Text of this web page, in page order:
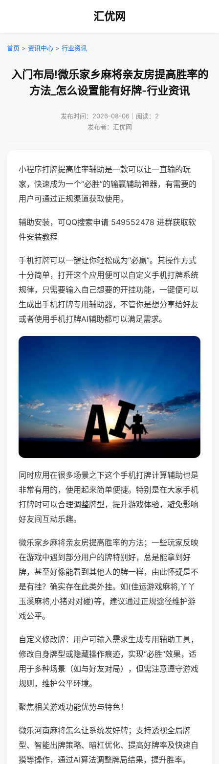
汇优网
首页 > 资讯中心 > 行业资讯
入门布局!微乐家乡麻将亲友房提高胜率的
方法_怎么设置能有好牌-行业资讯
发布时间：2026-08-06｜阅读：2
发布者：汇优网
小程序打牌提高胜率辅助是一款可以让一直输的玩
家，快速成为一个“必胜”的输赢辅助神器，有需要的
用户可通过正规渠道获取使用。
辅助安装，可QQ搜索申请 549552478 进群获取软
件安装教程
手机打牌可以一键让你轻松成为“必赢”。其操作方式
十分简单，打开这个应用便可以自定义手机打牌系统
规律，只需要输入自己想要的开挂功能，一键便可以
生成出手机打牌专用辅助器，不管你是想分享给好友
或者使用手机打牌AI辅助都可以满足需求。
同时应用在很多场景之下这个手机打牌计算辅助也是
非常有用的，使用起来简单便捷。特别是在大家手机
打牌时可以合理调整牌型，提升游戏体验，避免影响
好友间互动乐趣。
微乐家乡麻将亲友房提高胜率的方法；一些玩家反映
在游戏中遇到部分用户的牌特别好，总是能拿到好
牌，甚至好像能看到其他人的牌一样，由此怀疑是不
是有挂？确实存在此类外挂。如(佳运游戏麻将,丫丫
玉溪麻将,小猪对对碰)等，建议通过正规途径维护游
戏公平。
自定义修改牌：用户可输入需求生成专用辅助工具，
修改自身牌型或隐藏操作痕迹，实现“必胜”效果，适
用于多种场景（如与好友对局），但需注意遵守游戏
规则，维护公平环境。
聚焦相关游戏功能优势与特色！
微乐河南麻将怎么让系统发好牌；支持透视全局牌
型、智能出牌策略、暗杠优化、提高好牌率及快速自
摸等操作，通过AI算法调整牌局结果，提升胜率。